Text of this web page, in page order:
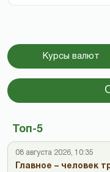
Курсы валют
Топ-5
08 августа 2026, 10:35
Главное – человек